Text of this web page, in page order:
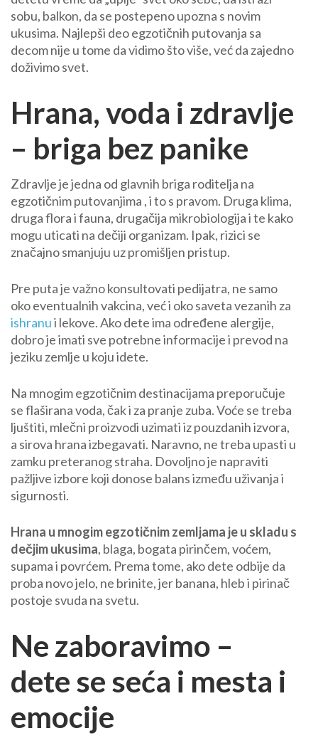
sobu, balkon, da se postepeno upozna s novim
ukusima. Najlepši deo egzotičnih putovanja sa
decom nije u tome da vidimo što više, već da zajedno
doživimo svet.
Hrana, voda i zdravlje
– briga bez panike
Zdravlje je jedna od glavnih briga roditelja na
egzotičnim putovanjima , i to s pravom. Druga klima,
druga flora i fauna, drugačija mikrobiologija i te kako
mogu uticati na dečiji organizam. Ipak, rizici se
značajno smanjuju uz promišljen pristup.
Pre puta je važno konsultovati pedijatra, ne samo
oko eventualnih vakcina, već i oko saveta vezanih za
ishranui lekove. Ako dete ima određene alergije,
dobro je imati sve potrebne informacije i prevod na
jeziku zemlje u koju idete.
Na mnogim egzotičnim destinacijama preporučuje
se flaširana voda, čak i za pranje zuba. Voće se treba
ljuštiti, mlečni proizvodi uzimati iz pouzdanih izvora,
a sirova hrana izbegavati. Naravno, ne treba upasti u
zamku preteranog straha. Dovoljno je napraviti
pažljive izbore koji donose balans između uživanja i
sigurnosti.
Hrana u mnogim egzotičnim zemljama je u skladu s
dečjim ukusima, blaga, bogata pirinčem, voćem,
supama i povrćem. Prema tome, ako dete odbije da
proba novo jelo, ne brinite, jer banana, hleb i pirinač
postoje svuda na svetu.
Ne zaboravimo –
dete se seća i mesta i
emocije